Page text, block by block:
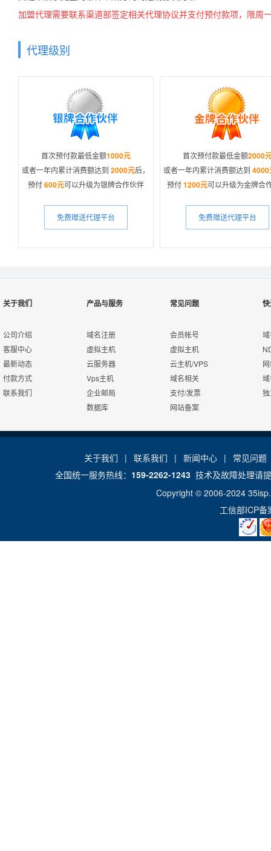
加盟代理需要联系渠道部签定相关代理协议并支付预付款项，限周
代理级别
首次预付款最低金额1000元
或者一年内累计消费额达到2000元后，
预付600元可以升级为银牌合作伙伴
免费赠送代理平台
首次预付款最低金额2000
或者一年内累计消费额达到
预付1200元可以升级为金牌合
免费赠送代理平台
安雄科技拥有良好的口碑、高品质的产品和服务，18年经
注册商，被CNNIC评为四级星注册服务机构，与我们合作
的后顾之忧，服务品质有保障！
加盟立即拥有一个独立的分销平台系统，其中包括会员注册
册、虚拟主机、企业邮局、数据库、 即时开通管理，在线
在线开通业务， 独家提供"客服托管"功能，可在代理平台或
面板以您的身份代答您客户的问题，既能保护您的独立品牌
注册成为用户
在线申请代理
在线申请>>
渠道专员为您提升级别
关于我们
公司介绍
客服中心
最新动态
付款方式
联系我们
产品与服务
域名注册
虚拟主机
云服务器
Vps主机
企业邮局
数据库
常见问题
会员帐号
虚拟主机
云主机/VPS
域名相关
支付/发票
网站备案
关于我们 | 联系我们 | 新闻中心 |
常见问题
全国统一服务热线： 159-2262-1243 技术及故障处理请
Copyright © 2006-2024
工信部ICP备